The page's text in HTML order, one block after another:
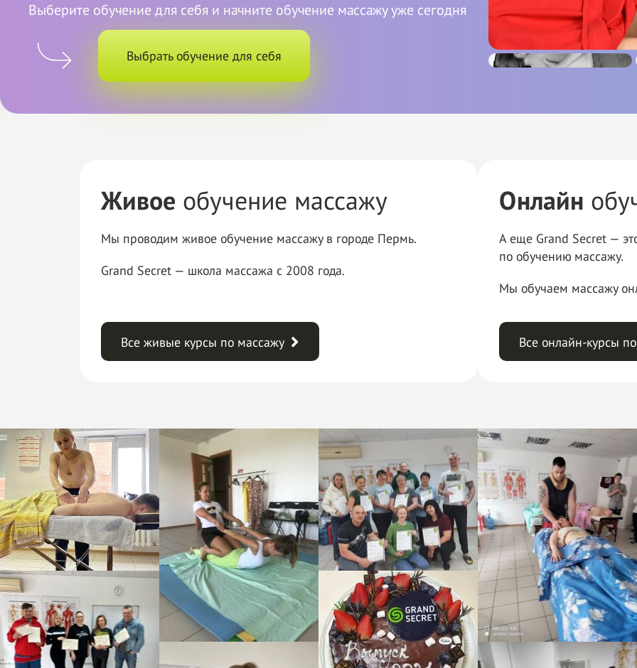
Выберите обучение для себя и начните обучение массажу уже сегодня
Выбрать обучение для себя
Живое обучение массажу
Мы проводим живое обучение массажу в городе Пермь.
Grand Secret — школа массажа с 2008 года.
Все живые курсы по массажу
Онлайн
А еще Grand Secret —
по обучению массажу.
Мы обучаем массажу
Все онлайн-курсы